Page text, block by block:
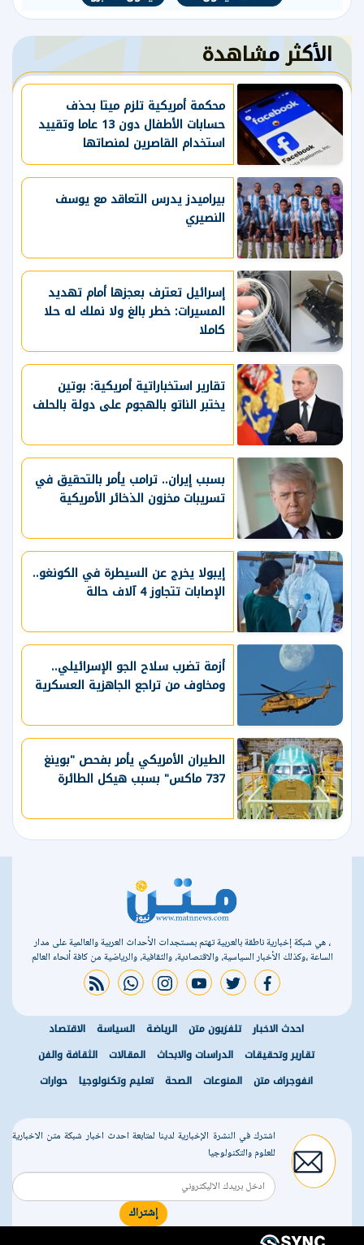
الأكثر مشاهدة
محكمة أمريكية تلزم ميتا بحذف
حسابات الأطفال دون 13 عاما وتقييد
استخدام القاصرين لمنصاتها
بيراميدز يدرس التعاقد مع يوسف
النصيري
إسرائيل تعترف بعجزها أمام تهديد
المسيرات: خطر بالغ ولا نملك له حلا
كاملا
تقارير استخباراتية أمريكية: بوتين
يختبر الناتو بالهجوم على دولة بالحلف
بسبب إيران.. ترامب يأمر بالتحقيق في
تسريبات مخزون الذخائر الأمريكية
إيبولا يخرج عن السيطرة في الكونغو..
الإصابات تتجاوز 4 آلاف حالة
أزمة تضرب سلاح الجو الإسرائيلي..
ومخاوف من تراجع الجاهزية العسكرية
الطيران الأمريكي يأمر بفحص "بوينغ
737 ماكس" بسبب هيكل الطائرة
، هي شبكة إخبارية ناطقة بالعربية تهتم بمستجدات الأحداث العربية والعالمية على مدار
الساعة ،وكذلك الأخبار السياسية، والاقتصادية، والثقافية، والرياضية من كافة أنحاء العالم
facebook
twitter
youtube
instagram
whatsapp
rss feed
احدث الاخبار تلفزيون متن الرياضة السياسة
الاقتصاد
تقارير وتحقيقات
الدراسات والابحاث المقالات
الثقافة والفن
انفوجراف متن
المنوعات الصحة تعليم وتكنولوجيا حوارات
اشترك في النشرة الإخبارية لدينا لمتابعة احدث اخبار شبكة متن الاخبارية
للعلوم والتكنولوجيا
إشتراك